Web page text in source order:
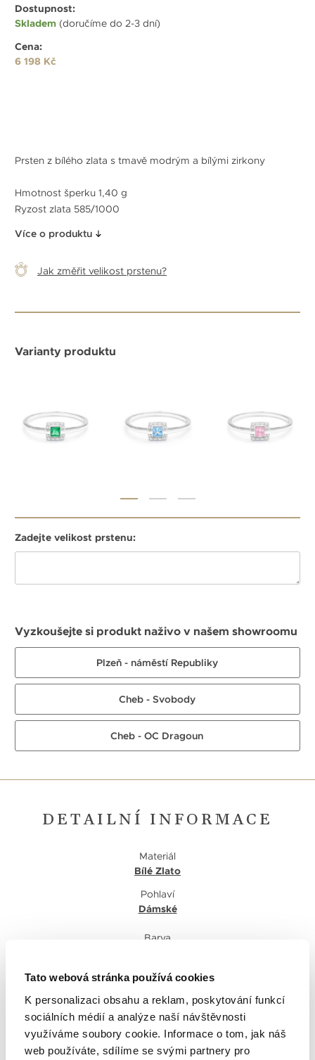
Tato webová stránka používá cookies
K personalizaci obsahu a reklam, poskytování funkcí
sociálních médií a analýze naší návštěvnosti
využíváme soubory cookie. Informace o tom, jak náš
web používáte, sdílíme se svými partnery pro
Dostupnost:
Skladem (doručíme do 2-3 dní)
Cena:
6 198 Kč
Prsten z bílého zlata s tmavě modrým a bílými zirkony
Hmotnost šperku 1,40 g
Ryzost zlata 585/1000
Více o produktu
Jak změřit velikost prstenu?
Varianty produktu
Zadejte velikost prstenu:
Vyzkoušejte si produkt naživo v našem showroomu
Plzeň - náměstí Republiky
Cheb - Svobody
Cheb - OC Dragoun
DETAILNÍ INFORMACE
Materiál
Bílé Zlato
Pohlaví
Dámské
Barva
Typ kamene